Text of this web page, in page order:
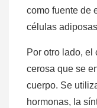
como fuente de
células
Por otro lado, el
cerosa que se
cuerpo. Se
hormonas, la